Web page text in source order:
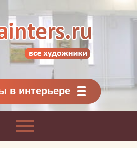
в интерьере